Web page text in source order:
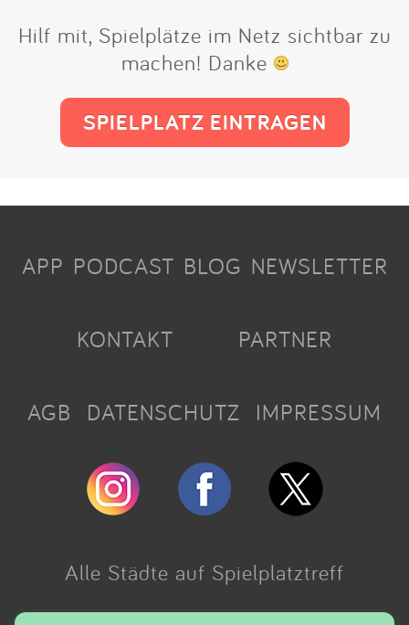
Hilf mit, Spielplätze im Netz sichtbar zu
machen! Danke
SPIELPLATZ EINTRAGEN
APP PODCAST BLOG NEWSLETTER
KONTAKT PARTNER
AGB DATENSCHUTZ IMPRESSUM
Alle Städte auf Spielplatztreff